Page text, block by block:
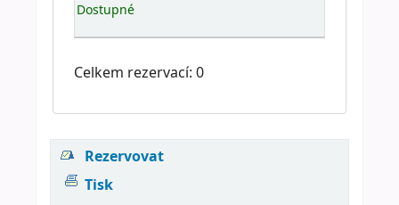
Dostupné
Celkem rezervací: 0
Rezervovat
Tisk